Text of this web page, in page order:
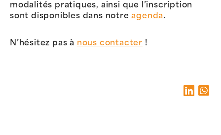
modalités pratiques, ainsi que l’inscription
sont disponibles dans notreagenda.
N’hésitez pas à nous contacter !